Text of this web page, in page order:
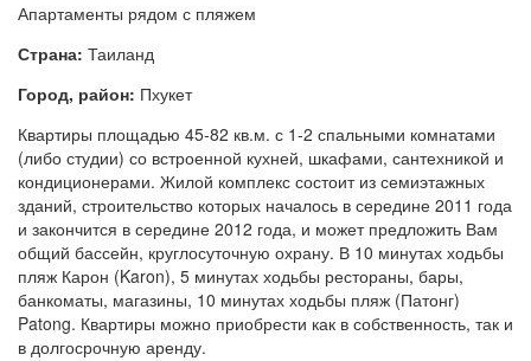
Апартаменты рядом с пляжем
Страна: Таиланд
Город, район: Пхукет
Квартиры площадью 45-82 кв.м. с 1-2 спальными комнатами
(либо студии) со встроенной кухней, шкафами, сантехникой и
кондиционерами. Жилой комплекс состоит из семиэтажных
зданий, строительство которых началось в середине 2011 года
и закончится в середине 2012 года, и может предложить Вам
общий бассейн, круглосуточную охрану. В 10 минутах ходьбы
пляж Карон (Karon), 5 минутах ходьбы рестораны, бары,
банкоматы, магазины, 10 минутах ходьбы пляж (Патонг)
Patong. Квартиры можно приобрести как в собственность, так и
в долгосрочную аренду.